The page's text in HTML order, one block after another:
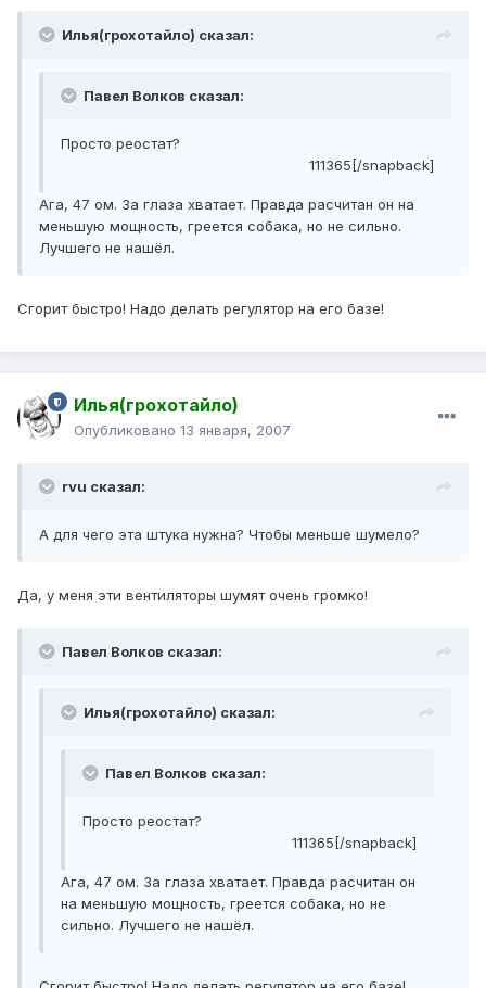
Илья(грохотайло) сказал:
Павел Волков сказал:
Просто реостат?
111365[/snapback]
Ага, 47 ом. За глаза хватает. Правда расчитан он на
меньшую мощность, греется собака, но не сильно.
Лучшего не нашёл.
Сгорит быстро! Надо делать регулятор на его базе!
Илья(грохотайло)
Опубликовано 13 января, 2007
rvu сказал:
А для чего эта штука нужна? Чтобы меньше шумело?
Да, у меня эти вентиляторы шумят очень громко!
Павел Волков сказал:
Илья(грохотайло) сказал:
Павел Волков сказал:
Просто реостат?
111365[/snapback]
Ага, 47 ом. За глаза хватает. Правда расчитан он
на меньшую мощность, греется собака, но не
сильно. Лучшего не нашёл.